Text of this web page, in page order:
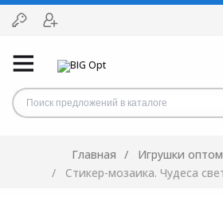
Главная Игрушки оптом
Стикер-мозаика. Чудеса